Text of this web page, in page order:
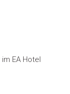
EA Hotel